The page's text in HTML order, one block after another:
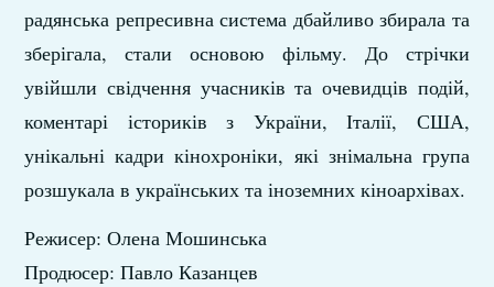
радянська репресивна система дбайливо збирала та
зберігала, стали основою фільму. До стрічки
увійшли свідчення учасників та очевидців подій,
коментарі істориків з України, Італії, США,
унікальні кадри кінохроніки, які знімальна група
розшукала в українських та іноземних кіноархівах.
Режисер: Олена Мошинська
Продюсер: Павло Казанцев